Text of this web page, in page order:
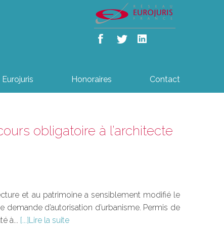
Eurojuris Honoraires Contact
obligatoire à l’architecte
et au patrimoine a sensiblement modifié le
d’autorisation d’urbanisme. Permis de
à...
Lire la suite